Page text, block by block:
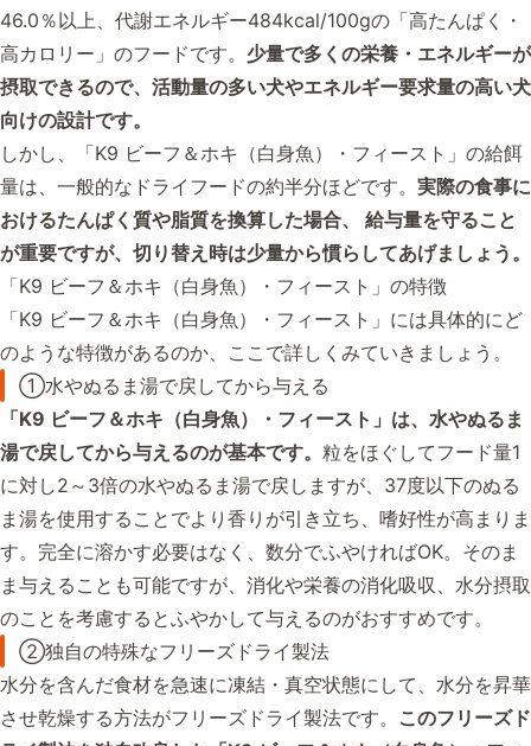
46.0％以上、代謝エネルギー484kcal/100gの「高たんぱく・
高カロリー」のフードです。 少量で多くの栄養・エネルギーが
摂取できるので、活動量の多い犬やエネルギー要求量の高い犬
向けの設計です。
しかし、「K9 ビーフ＆ホキ（白身魚）・フィースト」の給餌
量は、一般的なドライフードの約半分ほどです。 実際の食事に
おけるたんぱく質や脂質を換算した場合、 給与量を守ること
が重要ですが、切り替え時は少量から慣らしてあげましょう。
「K9 ビーフ＆ホキ（白身魚）・フィースト」の特徴
「K9 ビーフ＆ホキ（白身魚）・フィースト」には具体的にど
のような特徴があるのか、ここで詳しくみていきましょう。
①水やぬるま湯で戻してから与える
「K9 ビーフ＆ホキ（白身魚）・フィースト」は、水やぬるま
湯で戻してから与えるのが基本です。 粒をほぐしてフード量1
に対し2～3倍の水やぬるま湯で戻しますが、37度以下のぬる
ま湯を使用することでより香りが引き立ち、嗜好性が高まりま
す。完全に溶かす必要はなく、数分でふやければOK。そのま
ま与えることも可能ですが、消化や栄養の消化吸収、水分摂取
のことを考慮するとふやかして与えるのがおすすめです。
②独自の特殊なフリーズドライ製法
水分を含んだ食材を急速に凍結・真空状態にして、水分を昇華
させ乾燥する方法がフリーズドライ製法です。 このフリーズド